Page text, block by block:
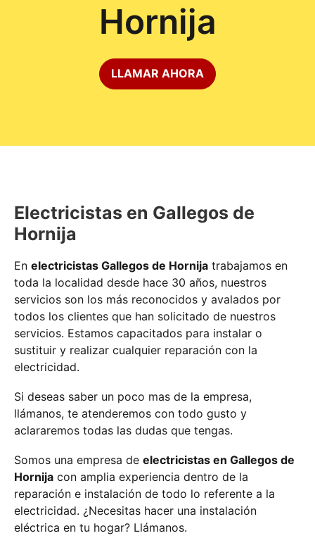
Hornija
LLAMAR AHORA
Electricistas en Gallegos de
Hornija
En electricistas Gallegos de Hornija trabajamos en
toda la localidad desde hace 30 años, nuestros
servicios son los más reconocidos y avalados por
todos los clientes que han solicitado de nuestros
servicios. Estamos capacitados para instalar o
sustituir y realizar cualquier reparación con la
electricidad.
Si deseas saber un poco mas de la empresa,
llámanos, te atenderemos con todo gusto y
aclararemos todas las dudas que tengas.
Somos una empresa de electricistas en Gallegos de
Hornija con amplia experiencia dentro de la
reparación e instalación de todo lo referente a la
electricidad. ¿Necesitas hacer una instalación
eléctrica en tu hogar? Llámanos.